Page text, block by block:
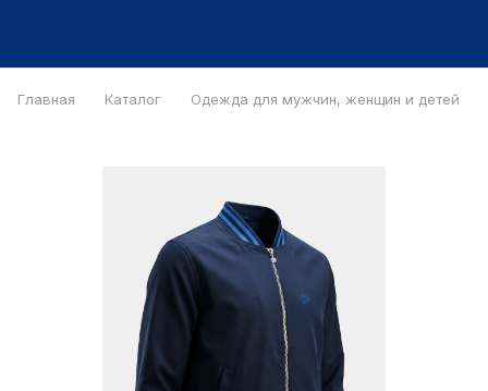
Главная Каталог Одежда для мужчин, женщин и детей